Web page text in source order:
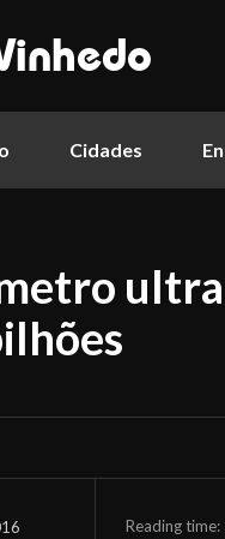
Cidades
Reading time: